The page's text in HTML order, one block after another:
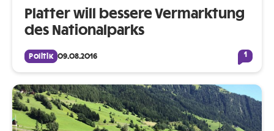
Platter will bessere Vermarktung
des Nationalparks
Politik 09.08.2016 1